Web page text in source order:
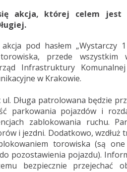
akcja, której celem jest
pod hasłem „Wystarczy
przede wszystkim
Infrastruktury
w Krakowie.
ul. Długa patrolowana będzie
parkowania pojazdów i
zablokowania ruchu.
i jezdni. Dodatkowo, wzdłuż
torowiska (są
pozostawienia pojazdu).
bezpiecznie przejechać